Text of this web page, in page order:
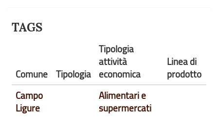
TAGS
Comune Tipologia
Tipologia
attività
economica
Linea di
prodotto
Campo
Ligure
Alimentari e
supermercati